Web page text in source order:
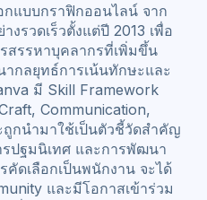
แบบกราฟิกออนไลน์ จาก
งรวดเร็วตั้งแต่ปี 2013 เพื่อ
สรรหาบุคลากรที่เพิ่มขึ้น
ากลยุทธ์การเน้นทักษะและ
มี Skill Framework
Communication,
ถูกนำมาใช้เป็นตัวชี้วัดสำคัญ
ปฐมนิเทศ และการพัฒนา
ดเลือกเป็นพนักงาน จะได้
และมีโอกาสเข้าร่วม